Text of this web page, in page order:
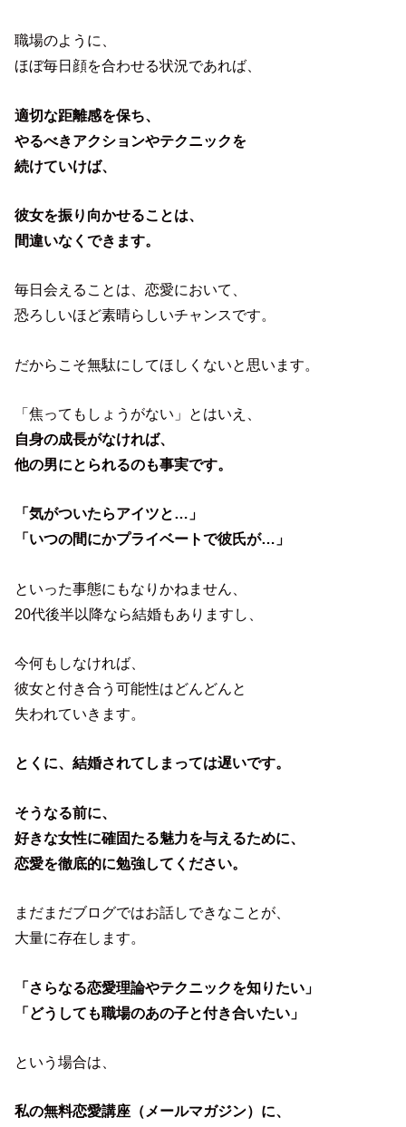
職場のように、
ほぼ毎日顔を合わせる状況であれば、
適切な距離感を保ち、
やるべきアクションやテクニックを
続けていけば、
彼女を振り向かせることは、
間違いなくできます。
毎日会えることは、恋愛において、
恐ろしいほど素晴らしいチャンスです。
だからこそ無駄にしてほしくないと思います。
「焦ってもしょうがない」とはいえ、
自身の成長がなければ、
他の男にとられるのも事実です。
「気がついたらアイツと…」
「いつの間にかプライベートで彼氏が…」
といった事態にもなりかねません、
20代後半以降なら結婚もありますし、
今何もしなければ、
彼女と付き合う可能性はどんどんと
失われていきます。
とくに、結婚されてしまっては遅いです。
そうなる前に、
好きな女性に確固たる魅力を与えるために、
恋愛を徹底的に勉強してください。
まだまだブログではお話しできなことが、
大量に存在します。
「さらなる恋愛理論やテクニックを知りたい」
「どうしても職場のあの子と付き合いたい」
という場合は、
私の無料恋愛講座（メールマガジン）に、